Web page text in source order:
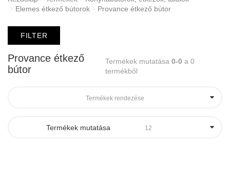
Elemes étkező bútorok
Provance étkező bútor
FILTER
Provance étkező
bútor
Termékek mutatása0-0a 0
termékből
Termékek rendezése
Termékek mutatása 12